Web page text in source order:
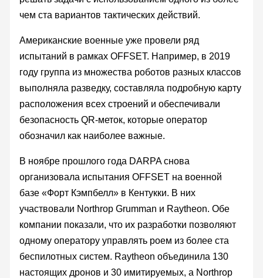
чем ста вариантов тактических действий.
Американские военные уже провели ряд
испытаний в рамках OFFSET. Например, в 2019
году группа из множества роботов разных классов
выполняла разведку, составляла подробную карту
расположения всех строений и обеспечивали
безопасность QR-меток, которые оператор
обозначил как наиболее важные.
В ноябре прошлого года DARPA снова
организовала испытания OFFSET на военной
базе «Форт Кэмпбелл» в Кентукки. В них
участвовали Northrop Grumman и Raytheon. Обе
компании показали, что их разработки позволяют
одному оператору управлять роем из более ста
беспилотных систем. Raytheon объединила 130
настоящих дронов и 30 имитируемых, а Northrop